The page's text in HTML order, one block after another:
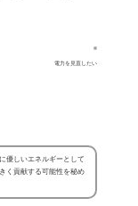
電力を見直したい
優しいエネルギーとして
く貢献する可能性を秘め